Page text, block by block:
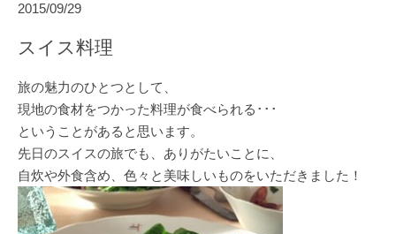
2015/09/29
スイス料理
旅の魅力のひとつとして、
現地の食材をつかった料理が食べられる･･･
ということがあると思います。
先日のスイスの旅でも、ありがたいことに、
自炊や外食含め、色々と美味しいものをいただきました！